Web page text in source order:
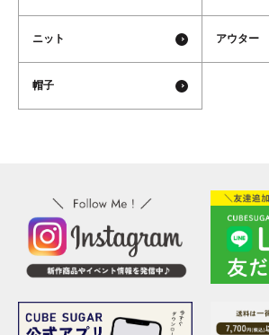
ニット アウター
帽子